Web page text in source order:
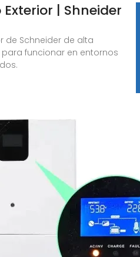
| Shneider
de Schneider de alta
funcionar en entornos